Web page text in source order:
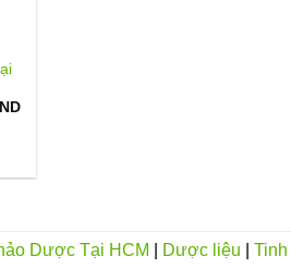
Khoảng
120.000VND
Dược Tại HCM Dược liệu
Tinh